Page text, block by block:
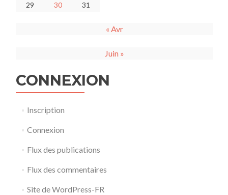
29
30 31
« Avr
Juin »
CONNEXION
Inscription
Connexion
Flux des publications
Flux des commentaires
Site de WordPress-FR